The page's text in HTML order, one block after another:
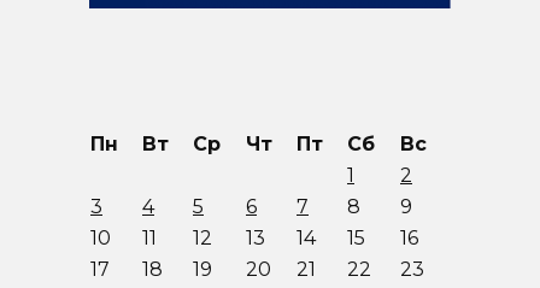
Пн Вт Ср Чт Пт Сб
Вс
1
2
3
4 5 6 7 8
9
10
11 12 13 14 15
16
17
18 19 20 21 22
23